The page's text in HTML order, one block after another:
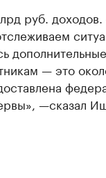
руб. доходов.
— это
—сказал